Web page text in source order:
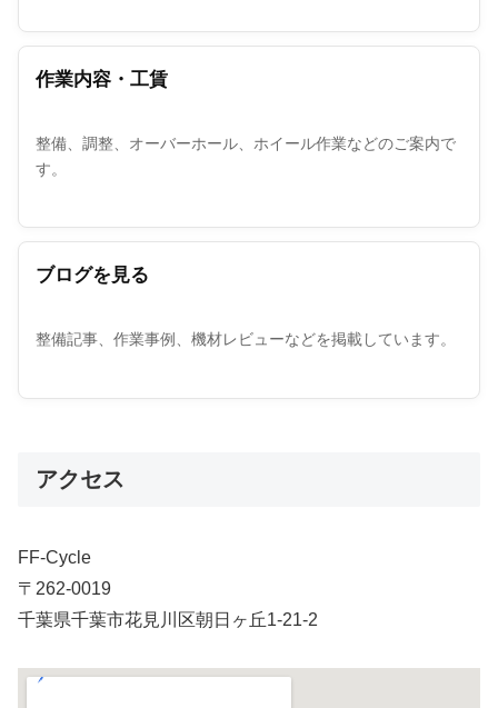
作業内容・工賃
整備、調整、オーバーホール、ホイール作業などのご案内で
す。
ブログを見る
整備記事、作業事例、機材レビューなどを掲載しています。
アクセス
FF-Cycle
〒262-0019
千葉県千葉市花見川区朝日ヶ丘1-21-2